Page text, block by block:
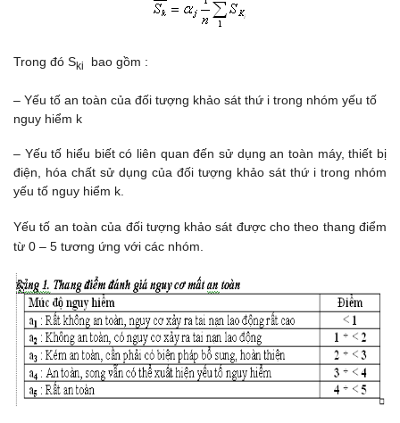
Trong đó Ski bao gồm :
– Yếu tố an toàn của đối tượng khảo sát thứ i trong nhóm yếu tố
nguy hiểm k
– Yếu tố hiểu biết có liên quan đến sử dụng an toàn máy, thiết bị
điện, hóa chất sử dụng của đối tượng khảo sát thứ i trong nhóm
yếu tố nguy hiểm k.
Yếu tố an toàn của đối tượng khảo sát được cho theo thang điểm
từ 0 – 5 tương ứng với các nhóm.